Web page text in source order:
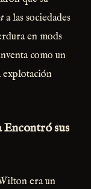
a las sociedades
en mods
como un
explotación
sus
era un